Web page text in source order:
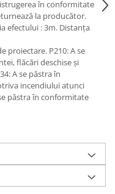
în conformitate
la producător.
efectului : 3m. Distanța
proiectare. P210: A se
flăcări deschise și
A se păstra în
incendiului atunci
păstra în conformitate